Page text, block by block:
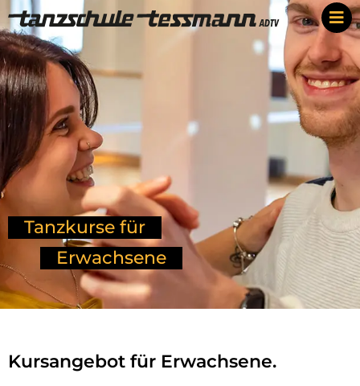
Tanzkurse für
Erwachsene
Kursangebot für Erwachsene.